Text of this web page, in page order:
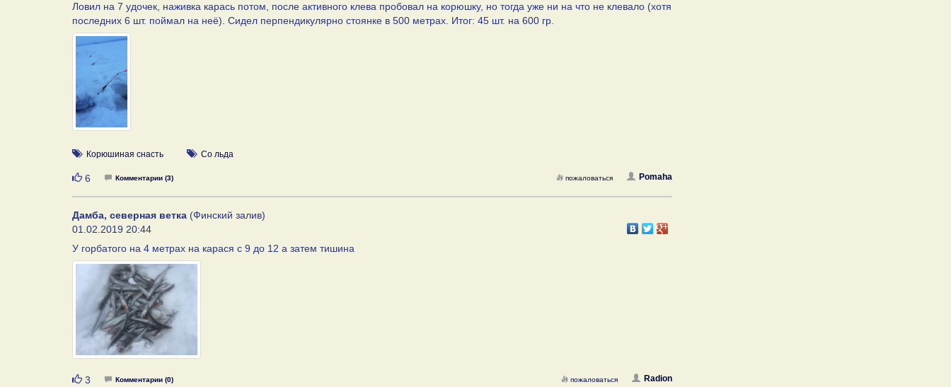
Ловил на 7 удочек, наживка карась потом, после активного клева пробовал на корюшку, но тогда уже ни на что не клевало (хотя
последних 6 шт. поймал на неё). Сидел перпендикулярно стоянке в 500 метрах. Итог: 45 шт. на 600 гр.
Корюшиная снасть Со льда
Нравится
6 Комментарии (3) Pomaha
пожаловаться
Дамба, северная ветка (Финский залив)
01.02.2019 20:44
У горбатого на 4 метрах на карася с 9 до 12 а затем тишина
Нравится
3 Комментарии (0) Radion
пожаловаться